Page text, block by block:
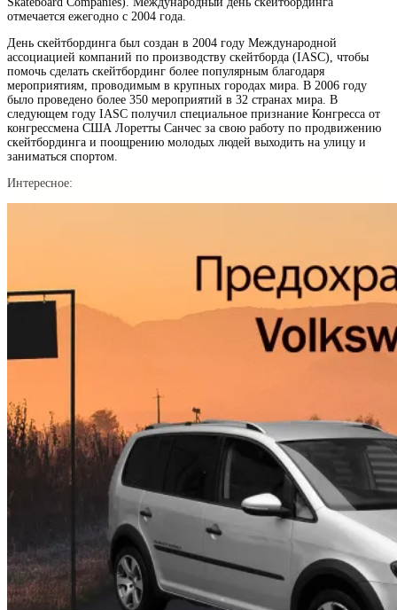
отмечается ежегодно с 2004 года.
День скейтбординга был создан в 2004 году Международной
ассоциацией компаний по производству скейтборда (IASC), чтобы
помочь сделать скейтбординг более популярным благодаря
мероприятиям, проводимым в крупных городах мира. В 2006 году
было проведено более 350 мероприятий в 32 странах мира. В
следующем году IASC получил специальное признание Конгресса от
конгрессмена США Лоретты Санчес за свою работу по продвижению
скейтбординга и поощрению молодых людей выходить на улицу и
заниматься спортом.
Интересное: